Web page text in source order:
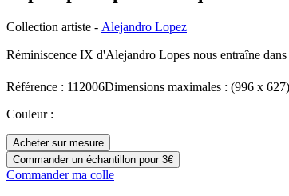
Collection artiste - Alejandro Lopez
Réminiscence IX d'Alejandro Lopes nous entraîne
Référence : 112006Dimensions maximales : (996 x 627)
Couleur:
Acheter sur mesure
Commander un échantillon pour 3€
Commander ma colle